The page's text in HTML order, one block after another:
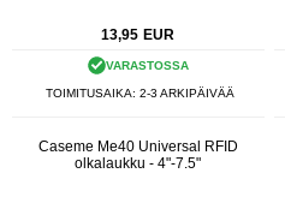
13,95 EUR
VARASTOSSA
TOIMITUSAIKA: 2-3 ARKIPÄIVÄÄ
Caseme Me40 Universal RFID
olkalaukku - 4"-7.5"